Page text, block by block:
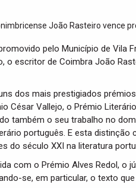
pelo Município de Vila
o escritor de Coimbra João
dos mais prestigiados
César Vallejo, o Prémio
também o seu trabalho no
português. E esta
do século XXI na literatura
com o Prémio Alves Redol, o
se, em particular, o texto